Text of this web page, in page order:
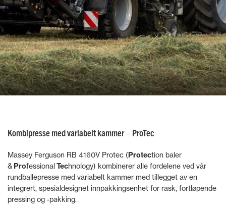
Kombipresse med variabelt kammer – ProTec
Massey Ferguson RB 4160V Protec (Protection baler
&ProfessionalTechnology) kombinerer alle fordelene ved vår
rundballepresse med variabelt kammer med tillegget av en
integrert, spesialdesignet innpakkingsenhet for rask, fortløpende
pressing og -pakking.